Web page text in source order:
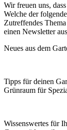
Wir freuen uns,
Welche der
Zutreffendes
einen Newsletter
Neues aus dem
Tipps für deinen
Grünraum für
Wissenswertes für